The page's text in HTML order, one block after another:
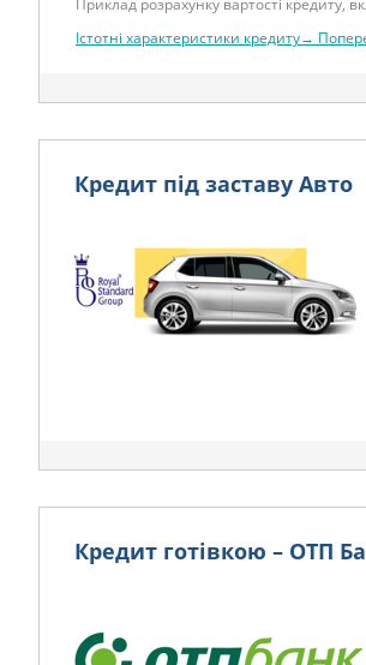
Приклад розрахунку вартості кредиту,
Істотні характеристики кредиту→
Кредит під заставу Авто
Кредит готівкою – ОТП